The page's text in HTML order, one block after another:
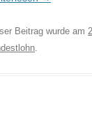
Beitrag wurde am
.